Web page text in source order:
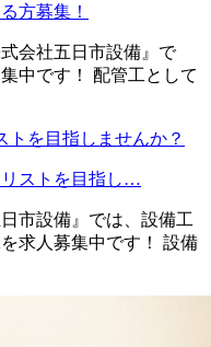
方募集！
会社五日市設備』で
中です！ 配管工として
リストを目指し…
市設備』では、設備工
求人募集中です！ 設備